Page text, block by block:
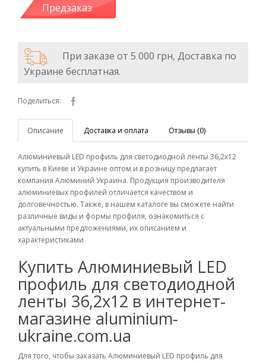
Предзаказ
При заказе от 5 000 грн, Доставка по
Украине бесплатная.
Поделиться:
Описание Доставка и оплата Отзывы (0)
Алюминиевый LED профиль для светодиодной ленты 36,2х12
купить в Киеве и Украине оптом и в розницу предлагает
компания Алюминий Украина. Продукция производителя
алюминиевых профилей отличается качеством и
долговечностью. Также, в нашем каталоге вы сможете найти
различные виды и формы профиля, ознакомиться с
актуальными предложениями, их описанием и
характеристиками
Купить Алюминиевый LED
профиль для светодиодной
ленты 36,2х12 в интернет-
магазине aluminium-
ukraine.com.ua
Для того, чтобы заказать Алюминиевый LED профиль для